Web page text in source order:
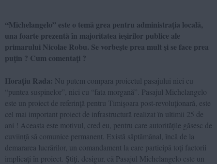
“Michelangelo” este o temă grea pentru administraţia locală,
una foarte prezentă în majoritatea ieşirilor publice ale
primarului Nicolae Robu. Se vorbeşte prea mult şi se face prea
puţin ? Cum comentaţi ?
Horațiu Rada: Nu putem compara proiectul pasajului nici cu
“puntea suspinelor”, nici cu “fata morgană”. Pasajul Michelangelo
este un proiect de referinţă pentru Timişoara post-revoluţionară, este
cel mai important proiect de infrastructură realizat în ultimii 25 de
ani ! Aceasta este motivul, cred eu, pentru care autorităţile găsesc de
cuviinţă să comunice permanent. Există săptămânal, încă de la
demararea lucrărilor, un comandament la care participă toţi factorii
implicaţi în proiect. Ştiţi, desigur, că Pasajul Michelangelo este un